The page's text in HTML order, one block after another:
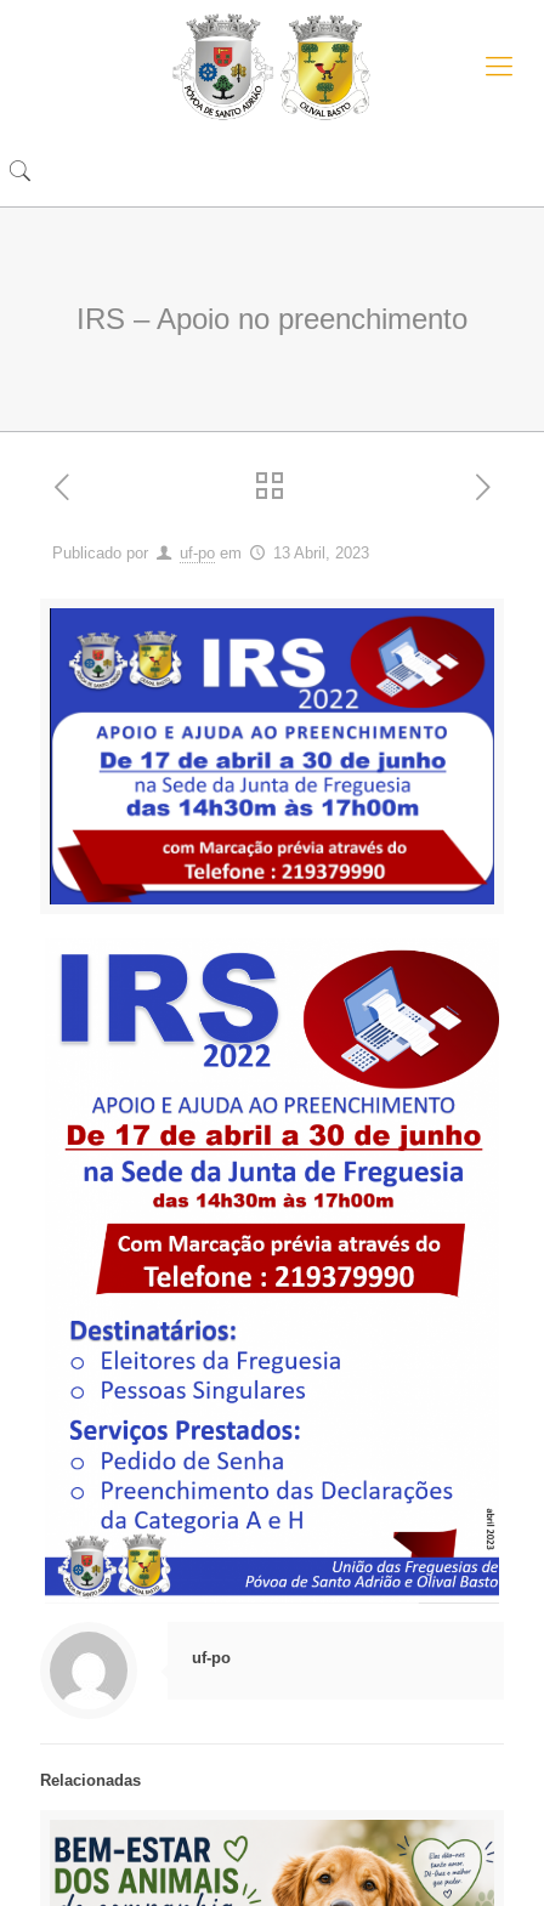
IRS – Apoio no preenchimento
Publicado por uf-po em 13 Abril, 2023
uf-po
Relacionadas